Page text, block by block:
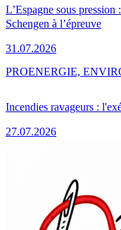
L’Espagne sous
Schengen à l’épreuve
31.07.2026
Incendies ravageurs :
27.07.2026
PROENERGIE,